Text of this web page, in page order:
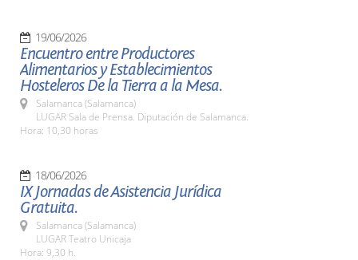
19/06/2026
Encuentro entre Productores
Alimentarios y Establecimientos
Hosteleros De la Tierra a la Mesa.
Salamanca (Salamanca)
LUGAR Sala de Prensa. Diputación de Salamanca.
Hora: 10,30 horas
18/06/2026
IX Jornadas de Asistencia Jurídica
Gratuita.
Salamanca (Salamanca)
LUGAR Teatro Unicaja
Hora: 9,30 h.